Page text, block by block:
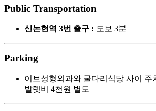
Public Transportation
신논현역 3번 출구 : 도보 3분
Parking
이브성형외과와 굴다리식당 사이 주
발렛비 4천원 별도